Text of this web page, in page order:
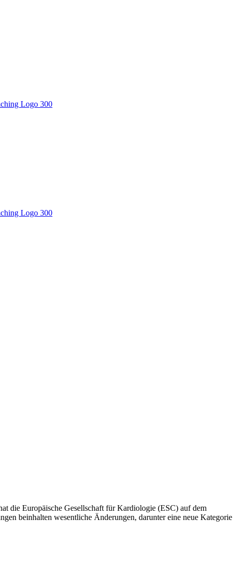
die Europäische Gesellschaft für Kardiologie (ESC) auf dem
beinhalten wesentliche Änderungen, darunter eine neue Kategorie